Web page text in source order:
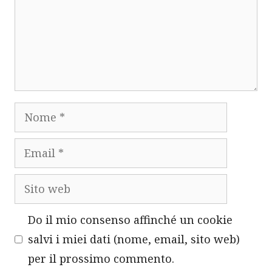
Nome
Email
Sito
web
Do il mio consenso affinché un cookie
salvi i miei dati (nome, email, sito web)
per il prossimo commento.